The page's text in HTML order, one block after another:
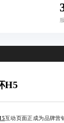
H5
互动页面正成为品牌营